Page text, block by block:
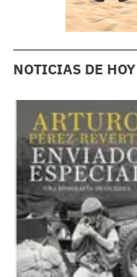
NOTICIAS DE HOY